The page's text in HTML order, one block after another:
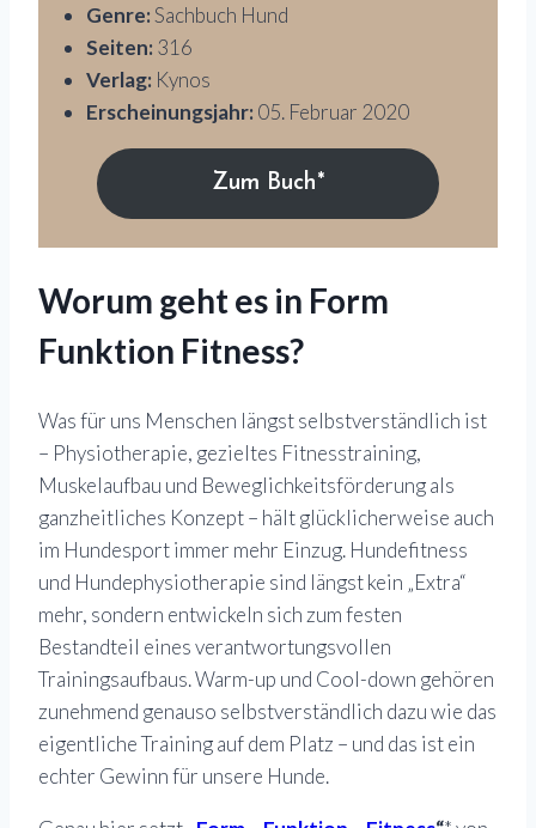
Genre:Sachbuch Hund
Seiten: 316
Verlag: Kynos
Erscheinungsjahr: 05. Februar 2020
Zum Buch*
Worum geht es in Form
Funktion Fitness?
Was für uns Menschen längst selbstverständlich ist
– Physiotherapie, gezieltes Fitnesstraining,
Muskelaufbau und Beweglichkeitsförderung als
ganzheitliches Konzept – hält glücklicherweise auch
im Hundesport immer mehr Einzug. Hundefitness
und Hundephysiotherapie sind längst kein „Extra“
mehr, sondern entwickeln sich zum festen
Bestandteil eines verantwortungsvollen
Trainingsaufbaus. Warm-up und Cool-down gehören
zunehmend genauso selbstverständlich dazu wie das
eigentliche Training auf dem Platz – und das ist ein
echter Gewinn für unsere Hunde.